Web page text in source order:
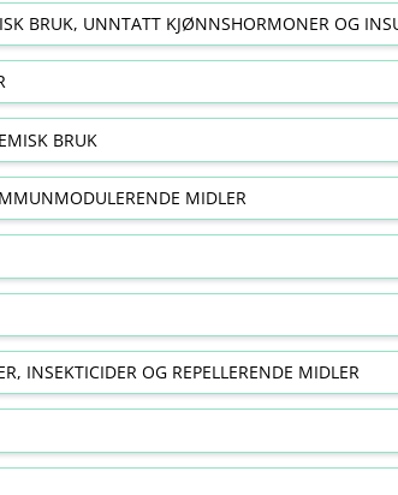
BRUK, UNNTATT KJØNNSHORMONER OG
BRUK
MIDLER
INSEKTICIDER OG REPELLERENDE MIDLER